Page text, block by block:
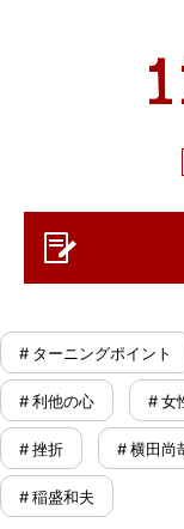
# ターニングポイント
# 利他の心 # 女
# 挫折 # 横田尚
# 稲盛和夫